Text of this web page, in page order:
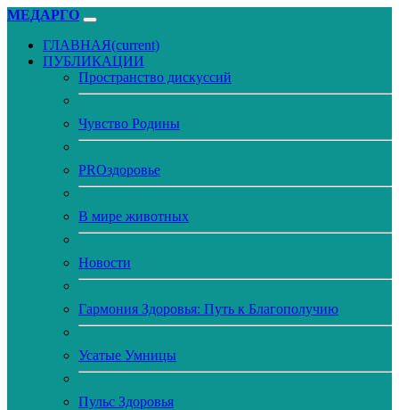
МЕДАРГО
ГЛАВНАЯ(current)
ПУБЛИКАЦИИ
Пространство дискуссий
Чувство Родины
PROздоровье
В мире животных
Новости
Гармония Здоровья: Путь к Благополучию
Усатые Умницы
Пульс Здоровья